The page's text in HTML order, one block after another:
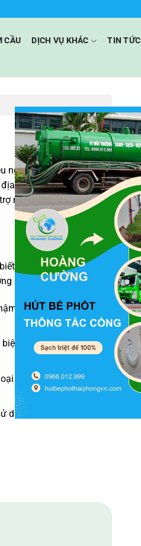
CẦU DỊCH VỤ KHÁC TIN TỨC
người. Đây cũng chính
địa chỉthông tắc cống tại
miễn phí nhé!
sớm các dấu hiệu này
sống.
hoặc thậm chí dâng
rõ rệt vào mùa mưa
côn trùng dễ sinh sôi,
bồn rửa, đó có thể